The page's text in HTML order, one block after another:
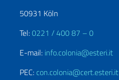
50931 Köln
Tel:0221 / 400 87 – 0
E-mail: info.colonia@esteri.it
PEC: con.colonia@cert.esteri.it